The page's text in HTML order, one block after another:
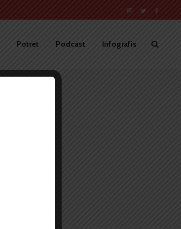
Potret Podcast Infografis